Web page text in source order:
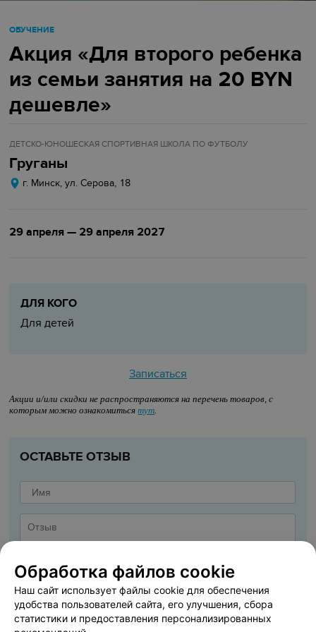
ОБУЧЕНИЕ
Акция «Для второго ребенка
из семьи занятия на 20 BYN
дешевле»
ДЕТСКО-ЮНОШЕСКАЯ СПОРТИВНАЯ ШКОЛА ПО ФУТБОЛУ
Груганы
г. Минск, ул. Серова, 18
29 апреля — 29 апреля 2027
ДЛЯ КОГО
Для детей
Записаться
Акции и/или скидки не распространяются на перечень товаров, с
которым можно ознакомитьсятут.
ОСТАВЬТЕ ОТЗЫВ
Обработка файлов cookie
Наш сайт использует файлы cookie для обеспечения
удобства пользователей сайта, его улучшения, сбора
статистики и предоставления персонализированных